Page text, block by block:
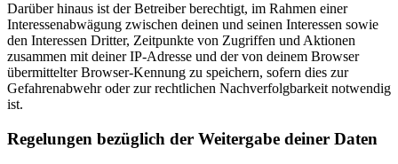
Darüber hinaus ist der Betreiber berechtigt, im Rahmen einer
Interessenabwägung zwischen deinen und seinen Interessen sowie
den Interessen Dritter, Zeitpunkte von Zugriffen und Aktionen
zusammen mit deiner IP-Adresse und der von deinem Browser
übermittelter Browser-Kennung zu speichern, sofern dies zur
Gefahrenabwehr oder zur rechtlichen Nachverfolgbarkeit notwendig
ist.
Regelungen bezüglich der Weitergabe deiner Daten